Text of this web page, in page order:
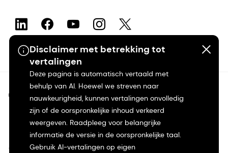
Disclaimer met betrekking tot
vertalingen
Deze pagina is automatisch vertaald met
behulp van AI. Hoewel we streven naar
nauwkeurigheid, kunnen vertalingen onvolledig
zijn of de oorspronkelijke inhoud verkeerd
weergeven. Raadpleeg voor belangrijke
informatie de versie in de oorspronkelijke taal.
Gebruik AI-vertalingen op eigen
©2026 dsm-firmenich. Alle rechten voorbehouden.
Privacyverklaring
Gebruiksvoorwaarden